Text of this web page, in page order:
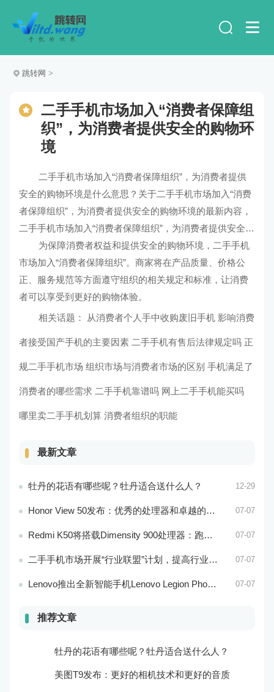
跳转网 >
二手手机市场加入“消费者保障组
织”，为消费者提供安全的购物环
境
二手手机市场加入“消费者保障组织”，为消费者提供
安全的购物环境是什么意思？关于二手手机市场加入“消费
者保障组织”，为消费者提供安全的购物环境的最新内容，
二手手机市场加入“消费者保障组织”，为消费者提供安全的
购物环境的解释及解读。
为保障消费者权益和提供安全的购物环境，二手手机
市场加入“消费者保障组织”。商家将在产品质量、价格公
正、服务规范等方面遵守组织的相关规定和标准，让消费
者可以享受到更好的购物体验。
相关话题：
从消费者个人手中收购废旧手机 影响消费
者接受国产手机的主要因素 二手手机有售后法律规定吗 正
规二手手机市场 组织市场与消费者市场的区别 手机满足了
消费者的哪些需求 二手手机靠谱吗 网上二手手机能买吗
哪里卖二手手机划算 消费者组织的职能
最新文章
牡丹的花语有哪些呢？牡丹适合送什么人？ 12-29
Honor View 50发布：优秀的处理器和卓越的音频效果 07-07
Redmi K50将搭载Dimensity 900处理器：跑分过万 07-07
二手手机市场开展“行业联盟”计划，提高行业竞争力 07-07
Lenovo推出全新智能手机Lenovo Legion Phone 3 Pro 07-07
推荐文章
牡丹的花语有哪些呢？牡丹适合送什么人？
美图T9发布：更好的相机技术和更好的音质